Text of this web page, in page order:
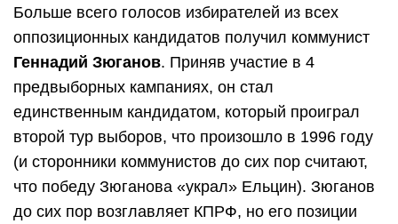
Больше всего голосов избирателей из всех
оппозиционных кандидатов получил коммунист
Геннадий Зюганов. Приняв участие в 4
предвыборных кампаниях, он стал
единственным кандидатом, который проиграл
второй тур выборов, что произошло в 1996 году
(и сторонники коммунистов до сих пор считают,
что победу Зюганова «украл» Ельцин). Зюганов
до сих пор возглавляет КПРФ, но его позиции